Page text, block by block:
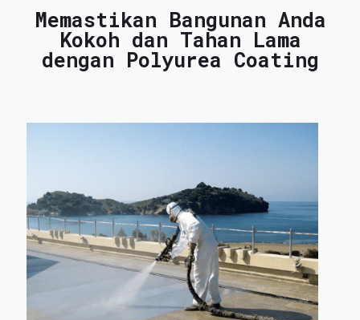
Memastikan Bangunan Anda
Kokoh dan Tahan Lama
dengan Polyurea Coating